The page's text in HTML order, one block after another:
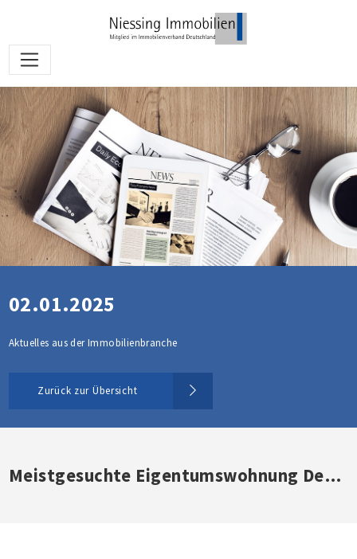
02.01.2025
Aktuelles aus der Immobilienbranche
Zurück zur Übersicht
Meistgesuchte Eigentumswohnung Deutschlands